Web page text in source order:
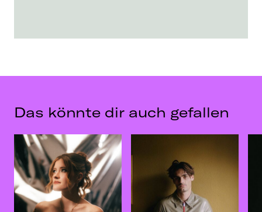
Das könnte dir auch gefallen